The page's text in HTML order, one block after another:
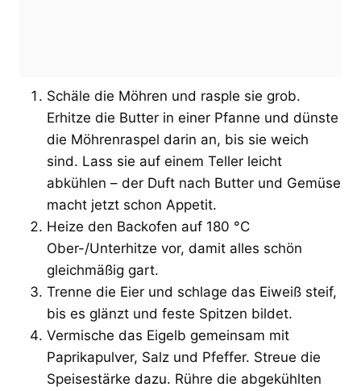
Schäle die Möhren und rasple sie grob.
Erhitze die Butter in einer Pfanne und dünste
die Möhrenraspel darin an, bis sie weich
sind. Lass sie auf einem Teller leicht
abkühlen – der Duft nach Butter und Gemüse
macht jetzt schon Appetit.
Heize den Backofen auf 180 °C
Ober-/Unterhitze vor, damit alles schön
gleichmäßig gart.
Trenne die Eier und schlage das Eiweiß steif,
bis es glänzt und feste Spitzen bildet.
Vermische das Eigelb gemeinsam mit
Paprikapulver, Salz und Pfeffer. Streue die
Speisestärke dazu. Rühre die abgekühlten